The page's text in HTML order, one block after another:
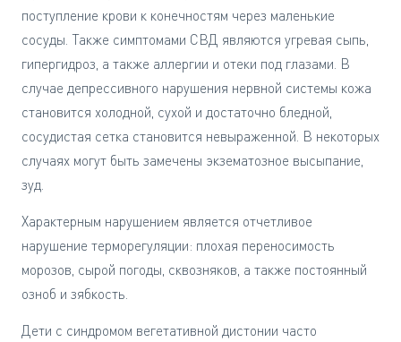
поступление крови к конечностям через маленькие
сосуды. Также симптомами СВД являются угревая сыпь,
гипергидроз, а также аллергии и отеки под глазами. В
случае депрессивного нарушения нервной системы кожа
становится холодной, сухой и достаточно бледной,
сосудистая сетка становится невыраженной. В некоторых
случаях могут быть замечены экзематозное высыпание,
зуд.
Характерным нарушением является отчетливое
нарушение терморегуляции: плохая переносимость
морозов, сырой погоды, сквозняков, а также постоянный
озноб и зябкость.
Дети с синдромом вегетативной дистонии часто